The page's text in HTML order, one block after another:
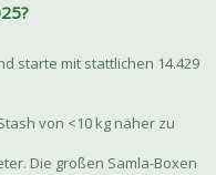
starte mit stattlichen 14.429
von <10 kg näher zu
Die großen Samla-Boxen